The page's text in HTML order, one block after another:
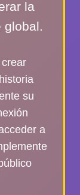
la
global.
su
a